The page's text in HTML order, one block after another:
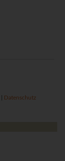
| Datenschutz